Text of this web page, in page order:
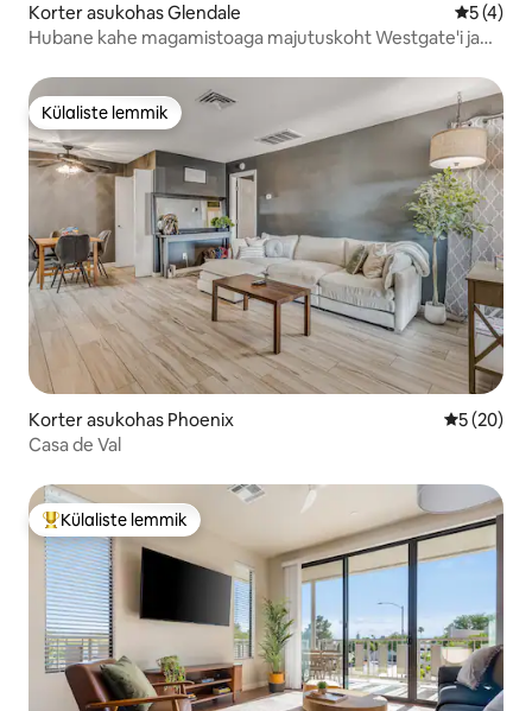
Korter asukohas Glendale
5 (4)
Hubane kahe magamistoaga majutuskoht Westgate'i ja
Külaliste lemmik
Külaliste lemmik
Korter asukohas Phoenix Keskmine
5 (20)
Casa de Val
Külaliste suur lemmik
Külaliste lemmik